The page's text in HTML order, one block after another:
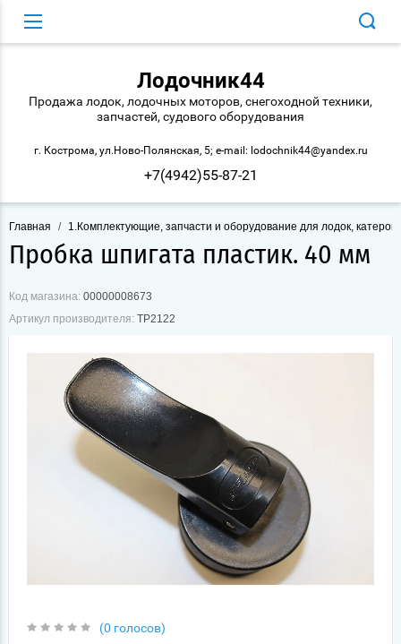
Лодочник44
Продажа лодок, лодочных моторов, снегоходной техники,
запчастей, судового оборудования
г. Кострома, ул.Ново-Полянская, 5; e-mail: lodochnik44@yandex.ru
+7(4942)55-87-21
Главная / 1.Комплектующие, запчасти и оборудование для лодок, катеров
Пробка шпигата пластик. 40 мм
Код магазина: 00000008673
Артикул производителя: ТР2122
(0 голосов)